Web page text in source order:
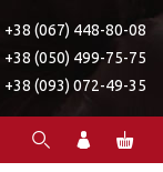
+38 (067) 448-80-08
+38 (050) 499-75-75
+38 (093) 072-49-35